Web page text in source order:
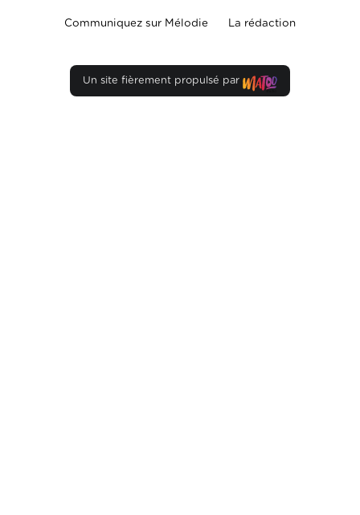
Communiquez sur Mélodie La rédaction
Un site fièrement propulsé par